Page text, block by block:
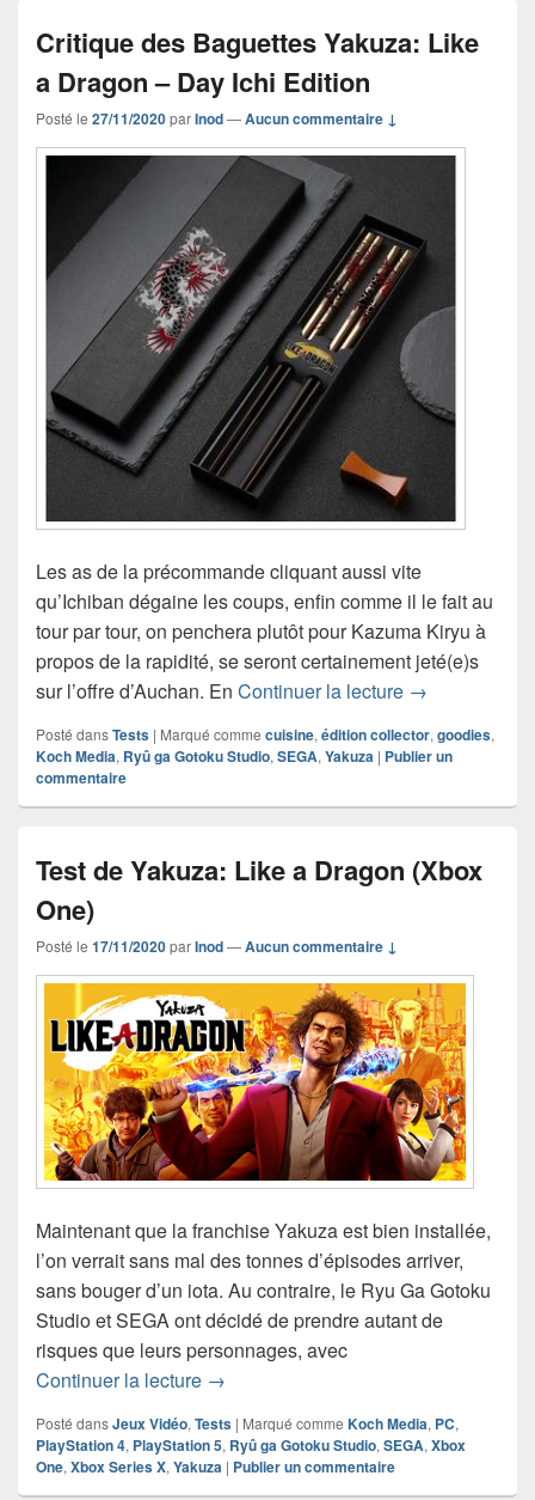
Critique des Baguettes Yakuza: Like
a Dragon – Day Ichi Edition
Posté le 27/11/2020parInod—Aucun commentaire ↓
Les as de la précommande cliquant aussi vite
qu’Ichiban dégaine les coups, enfin comme il le fait au
tour par tour, on penchera plutôt pour Kazuma Kiryu à
propos de la rapidité, se seront certainement jeté(e)s
sur l’offre d’Auchan. En Continuer la lecture Critique des
→
Posté dansTests | Marqué comme cuisine, édition collector, goodies,
Koch Media, Ryû ga Gotoku Studio, SEGA, Yakuza | Publier un
commentaire
Test de Yakuza: Like a Dragon (Xbox
One)
Posté le 17/11/2020parInod—Aucun commentaire ↓
Maintenant que la franchise Yakuza est bien installée,
l’on verrait sans mal des tonnes d’épisodes arriver,
sans bouger d’un iota. Au contraire, le Ryu Ga Gotoku
Studio et SEGA ont décidé de prendre autant de
risques que leurs personnages, avec
Continuer la lecture Test de Yakuza: Like a Dragon (Xbox
→
Posté dansJeux Vidéo, Tests | Marqué comme Koch Media, PC,
PlayStation 4, PlayStation 5, Ryû ga Gotoku Studio, SEGA, Xbox
One, Xbox Series X, Yakuza | Publier un commentaire